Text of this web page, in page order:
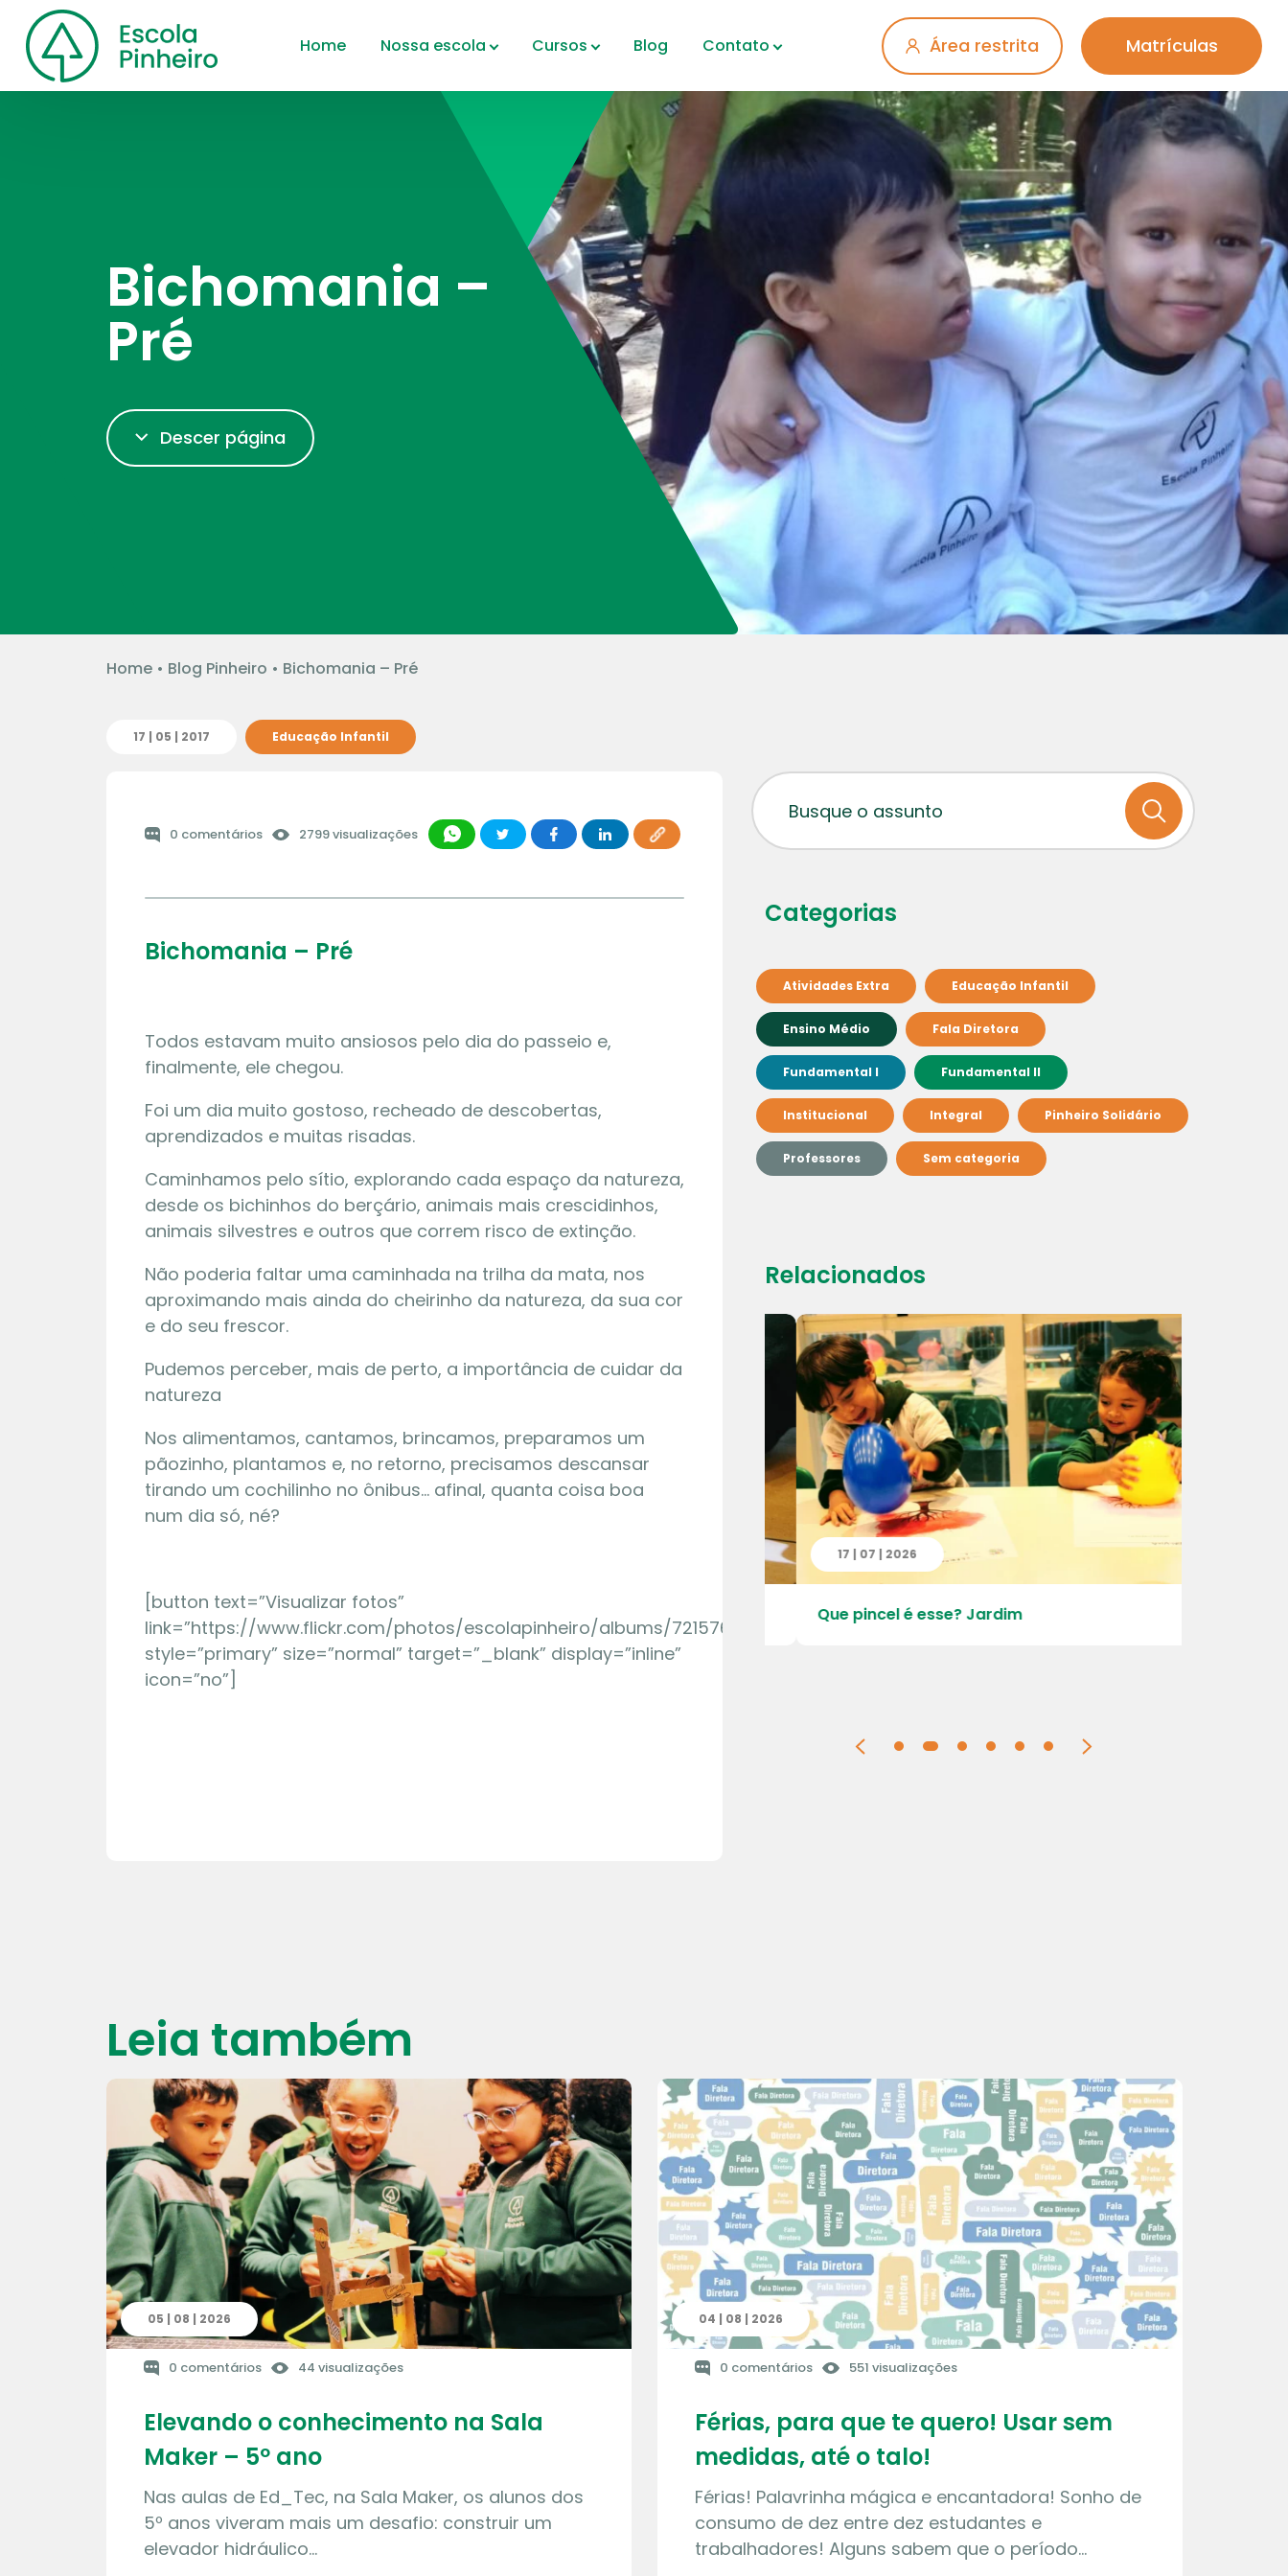
Home Nossa escola Cursos Blog Contato Área restrita Matrículas
Bichomania –
Pré
Descer página
Home• Blog Pinheiro • Bichomania – Pré
17 | 05 | 2017 Educação Infantil
0 comentários 2799 visualizações
Bichomania – Pré
Todos estavam muito ansiosos pelo dia do passeio e,
finalmente, ele chegou.
Foi um dia muito gostoso, recheado de descobertas,
aprendizados e muitas risadas.
Caminhamos pelo sítio, explorando cada espaço da natureza,
desde os bichinhos do berçário, animais mais crescidinhos,
animais silvestres e outros que correm risco de extinção.
Não poderia faltar uma caminhada na trilha da mata, nos
aproximando mais ainda do cheirinho da natureza, da sua cor
e do seu frescor.
Pudemos perceber, mais de perto, a importância de cuidar da
natureza
Nos alimentamos, cantamos, brincamos, preparamos um
pãozinho, plantamos e, no retorno, precisamos descansar
tirando um cochilinho no ônibus… afinal, quanta coisa boa
num dia só, né?
[button text=”Visualizar fotos”
link=”https://www.flickr.com/photos/escolapinheiro/albums/72157683828025206″
style=”primary” size=”normal” target=”_blank” display=”inline”
icon=”no”]
Categorias
Atividades Extra Educação Infantil
Ensino Médio Fala Diretora
Fundamental I Fundamental II
Institucional Integral Pinheiro Solidário
Professores Sem categoria
Relacionados
Maquete do Quarteirão da Escola – Pré
17 | 07 | 2026
Que pincel é esse? Jardim
Leia também
05 | 08 | 2026
0 comentários 44 visualizações
Elevando o conhecimento na Sala
Maker – 5º ano
Nas aulas de Ed_Tec, na Sala Maker, os alunos dos
5º anos viveram mais um desafio: construir um
elevador hidráulico…
04 | 08 | 2026
0 comentários 551 visualizações
Férias, para que te quero! Usar sem
medidas, até o talo!
Férias! Palavrinha mágica e encantadora! Sonho de
consumo de dez entre dez estudantes e
trabalhadores! Alguns sabem que o período…